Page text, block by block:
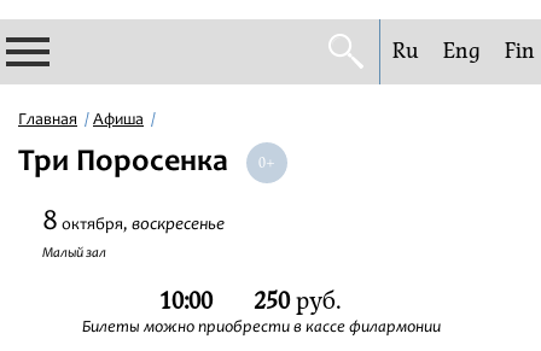
Филармония
Афиша
Фестивали
Ru Eng Fin
Главная Афиша
Три Поросенка
8 октября, воскресенье
Малый зал
10:00 250руб.
Билеты можно приобрести в кассе филармонии